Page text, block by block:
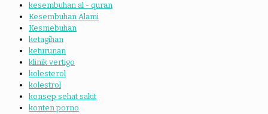
kesembuhan al - quran
Kesembuhan Alami
Kesmebuhan
ketagihan
keturunan
klinik vertigo
kolesterol
kolestrol
konsep sehat sakit
konten porno